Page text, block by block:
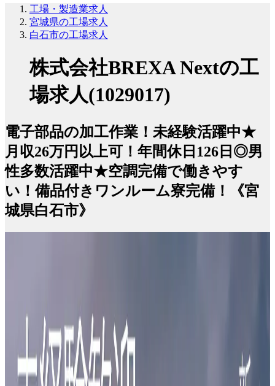
工場・製造業求人
宮城県の工場求人
白石市の工場求人
株式会社BREXA Nextの工
場求人(1029017)
電子部品の加工作業！未経験活躍中★
月収26万円以上可！年間休日126日◎男
性多数活躍中★空調完備で働きやす
い！備品付きワンルーム寮完備！《宮
城県白石市》